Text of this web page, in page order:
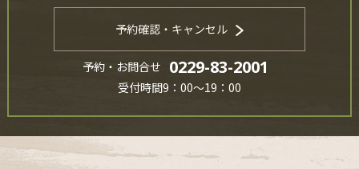
予約確認・キャンセル
予約・お問合せ 0229-83-2001
受付時間9：00～19：00